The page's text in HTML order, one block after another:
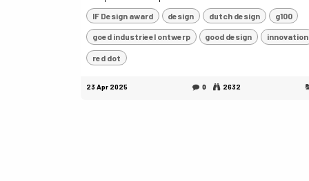
IF Design award design dutch design g100
goed industrieel ontwerp good design innovation
red dot
23 Apr 2025 0 2632